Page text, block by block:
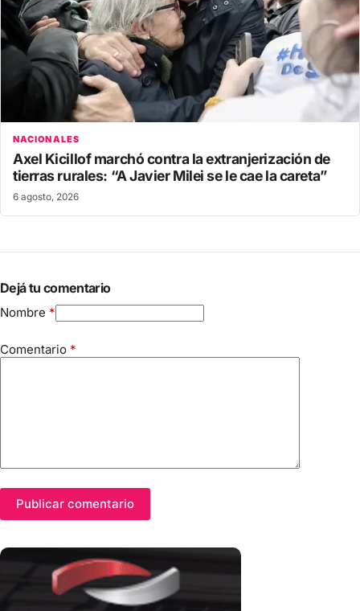
NACIONALES
Axel Kicillof marchó contra la extranjerización de
tierras rurales: “A Javier Milei se le cae la careta”
6 agosto, 2026
Dejá tu comentario
Nombre *
Comentario *
Publicar comentario